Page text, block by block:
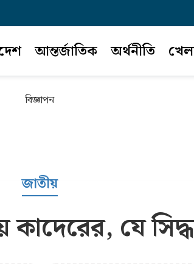
আন্তর্জাতিক অর্থনীতি
বিজ্ঞাপন
জাতীয়
যে